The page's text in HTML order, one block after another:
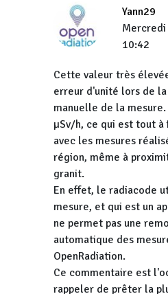
Yann29
10:42
Cette valeur très
erreur d'unité lors de
manuelle de la
µSv/h, ce qui est tout
avec les mesures
région, même à
granit.
En effet, le radiacode
mesure, et qui est un
ne permet pas une
automatique des
OpenRadiation.
Ce commentaire est
rappeler de prêter la